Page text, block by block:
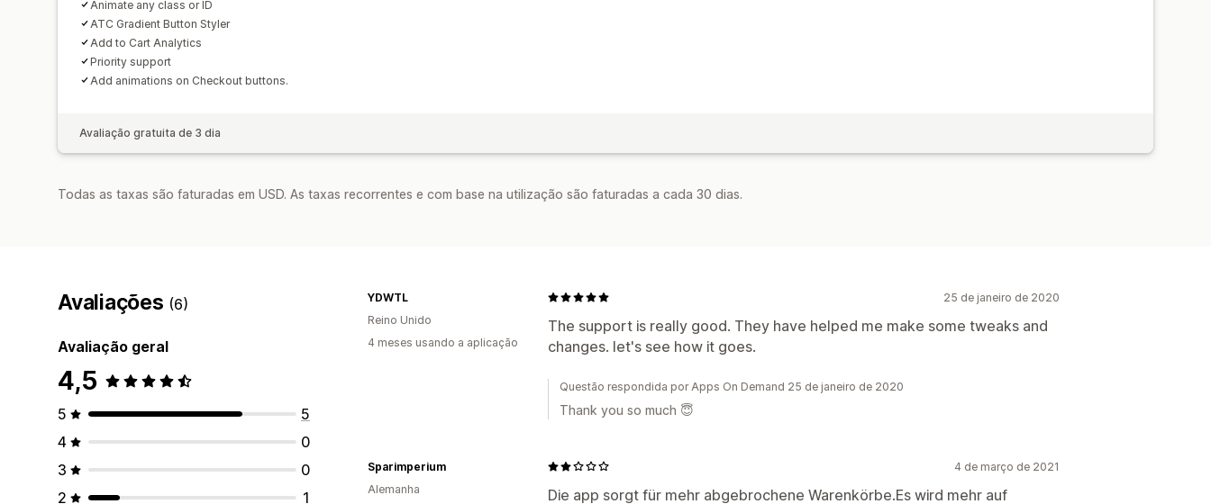
Animate any class or ID
ATC Gradient Button Styler
Add to Cart Analytics
Priority support
Add animations on Checkout buttons.
Avaliação gratuita de 3 dia
Todas as taxas são faturadas em USD. As taxas recorrentes e com base na utilização são faturadas a cada 30 dias.
Avaliações (6)
Avaliação geral
4,5
5
5
4
0
3
0
2
1
25 de janeiro de 2020
The support is really good. They have helped me make some tweaks and
changes. let's see how it goes.
YDWTL
Reino Unido
4 meses usando a aplicação
Questão respondida por Apps On Demand 25 de janeiro de 2020
Thank you so much 😇
4 de março de 2021
Die app sorgt für mehr abgebrochene Warenkörbe.Es wird mehr auf
Sparimperium
Alemanha